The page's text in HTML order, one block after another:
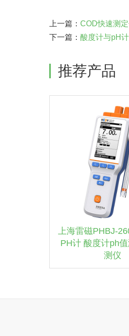
上一篇： COD快速测
下一篇： 酸度计与pH
推荐产品
上海雷磁PHBJ-
PH计 酸度计ph
测仪